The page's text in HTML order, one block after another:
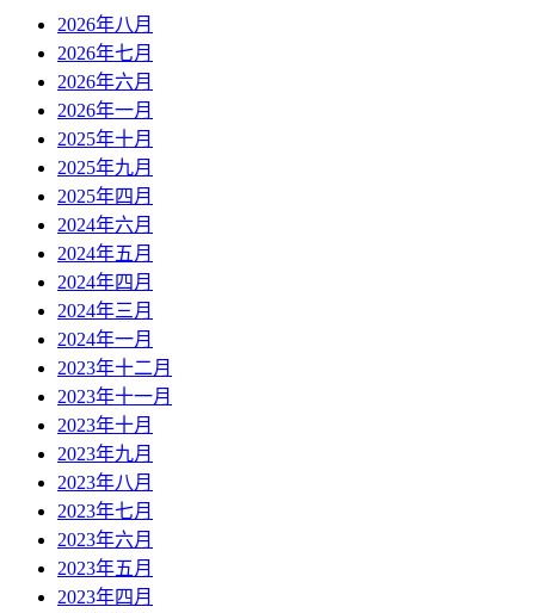
2026年八月
2026年七月
2026年六月
2026年一月
2025年十月
2025年九月
2025年四月
2024年六月
2024年五月
2024年四月
2024年三月
2024年一月
2023年十二月
2023年十一月
2023年十月
2023年九月
2023年八月
2023年七月
2023年六月
2023年五月
2023年四月